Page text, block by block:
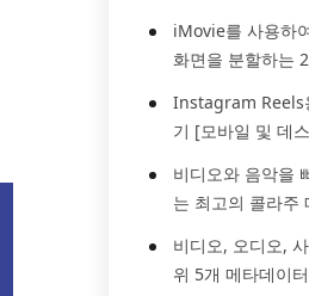
iMovie를 사용하
화면을 분할하는
Instagram Reels
기 [모바일 및 데
비디오와 음악을
는 최고의 콜라주
비디오, 오디오,
위 5개 메타데이